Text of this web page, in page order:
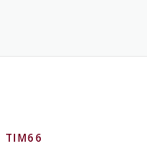
TIM66